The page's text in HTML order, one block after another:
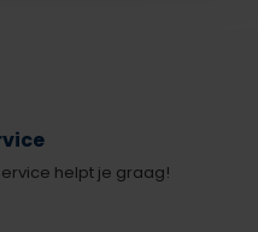
helpt je graag!